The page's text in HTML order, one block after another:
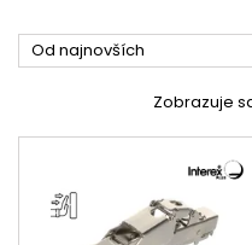
Od najnovších
Zobrazuje